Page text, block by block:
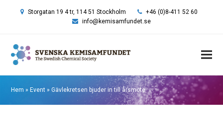
Storgatan 19 4 tr, 114 51 Stockholm
+46 (0)8-411 52 60
info@kemisamfundet.se
Hem » Event »Gävlekretsen bjuder in till årsmöte